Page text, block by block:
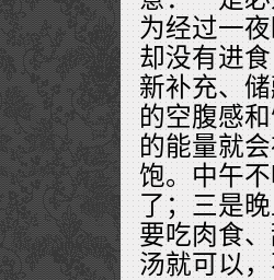
为经过一
却没有进
新补充、
的空腹感
的能量就
饱。中午
了；三是
要吃肉食
汤就可以